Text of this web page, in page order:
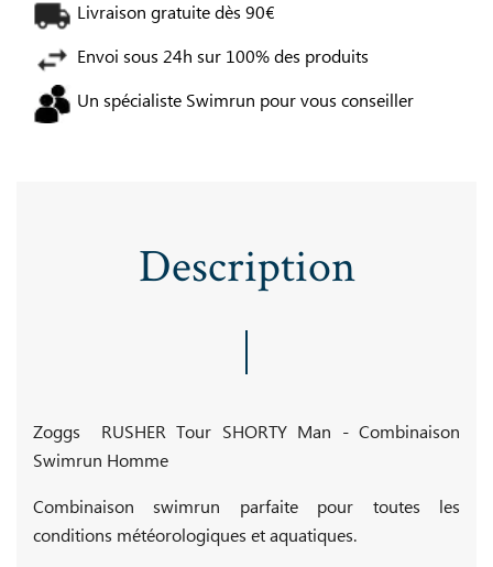
Livraison gratuite dès 90€
Envoi sous 24h sur 100% des produits
Un spécialiste Swimrun pour vous conseiller
Description
Zoggs RUSHER Tour SHORTY Man - Combinaison
Swimrun Homme
Combinaison swimrun parfaite pour toutes les
conditions météorologiques et aquatiques.